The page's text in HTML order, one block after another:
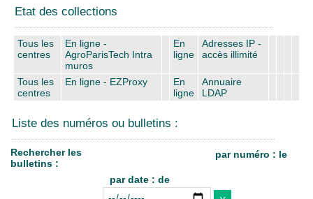
Etat des collections
Tous les
centres
En ligne -
AgroParisTech Intra
muros
En
ligne
Adresses IP -
accès illimité
Tous les
centres
En ligne - EZProxy
En
ligne
Annuaire
LDAP
Liste des numéros ou bulletins :
Rechercher les
bulletins :
par numéro : le
par date : de